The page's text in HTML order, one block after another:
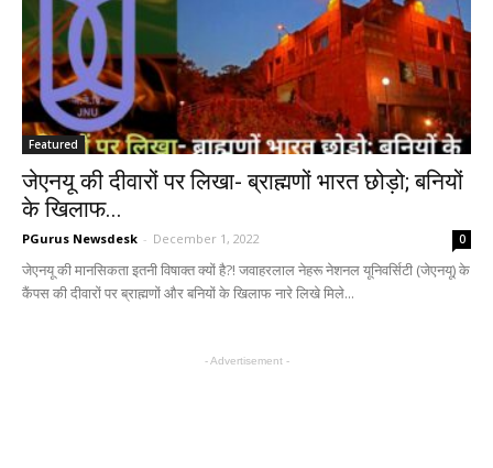
Featured
जेएनयू की दीवारों पर लिखा- ब्राह्मणों भारत छोड़ो; बनियों
के खिलाफ...
PGurus Newsdesk - December 1, 2022 0
जेएनयू की मानसिकता इतनी विषाक्त क्यों है?! जवाहरलाल नेहरू नेशनल यूनिवर्सिटी (जेएनयू) के
कैंपस की दीवारों पर ब्राह्मणों और बनियों के खिलाफ नारे लिखे मिले...
- Advertisement -